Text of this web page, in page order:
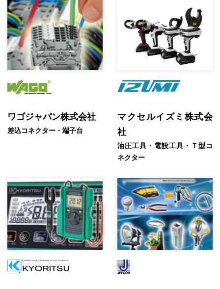
ワゴジャパン株式会社
差込コネクター・端子台
マクセルイズミ株式会
社
油圧工具・電設工具・Ｔ型コ
ネクター